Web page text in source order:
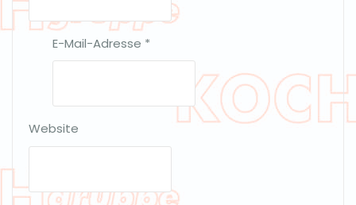
E-Mail-Adresse *
Website